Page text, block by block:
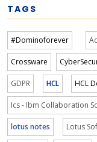
TAGS
#Dominoforever
Crossware
GDPR HCL HCL
Ics - Ibm Collaboration
lotus notes Lotus